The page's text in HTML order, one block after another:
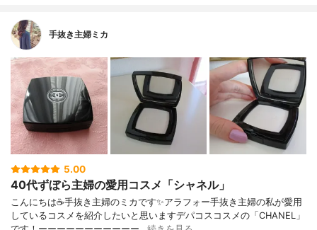
手抜き主婦ミカ
5.00
40代ずぼら主婦の愛用コスメ「シャネル」
こんにちは☕手抜き主婦のミカです✨アラフォー手抜き主婦の私が愛用
しているコスメを紹介したいと思いますデパコスコスメの「CHANEL」